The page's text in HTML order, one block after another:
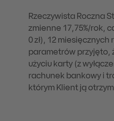
Rzeczywista Roczna
zmienne 17,75%/rok,
0 zł), 12
parametrów przyjęto,
użyciu karty (z
rachunek bankowy i
którym Klient ją